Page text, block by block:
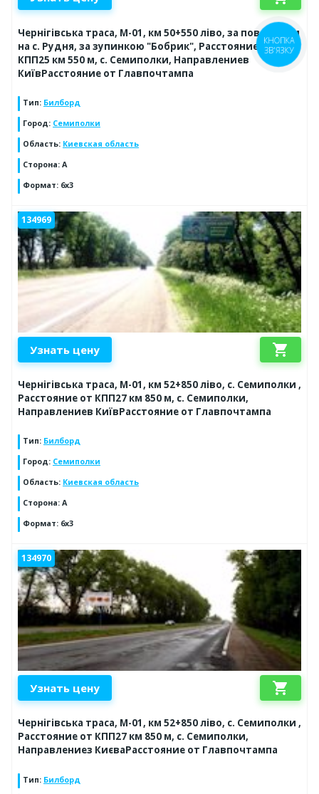
Чернігівська траса, М-01, км 50+550 ліво, за поворотом
на с. Рудня, за зупинкою "Бобрик", Расстояние от
КПП25 км 550 м, с. Семиполки, Направлениев
КиївРасстояние от Главпочтампа
Тип: Билборд
Город: Семиполки
Область: Киевская область
Сторона: А
Формат: 6х3
134969
Узнать цену shopping_cart
Чернігівська траса, М-01, км 52+850 ліво, с. Семиполки ,
Расстояние от КПП27 км 850 м, с. Семиполки,
Направлениев КиївРасстояние от Главпочтампа
Тип: Билборд
Город: Семиполки
Область: Киевская область
Сторона: А
Формат: 6х3
134970
Узнать цену shopping_cart
Чернігівська траса, М-01, км 52+850 ліво, с. Семиполки ,
Расстояние от КПП27 км 850 м, с. Семиполки,
Направлениез КиєваРасстояние от Главпочтампа
Тип: Билборд
КНОПКА
ЗВ'ЯЗКУ